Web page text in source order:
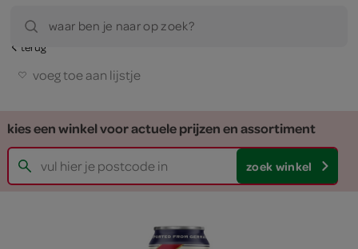
waar ben je naar op zoek?
terug
voeg toe aan lijstje
kies een winkel voor actuele prijzen en assortiment
zoek winkel